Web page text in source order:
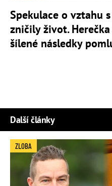
Spekulace o vztahu
zničily život.
šílené následky
Další články
ZLOBA